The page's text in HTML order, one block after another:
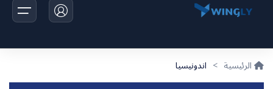
الرئيسية > اندونيسيا